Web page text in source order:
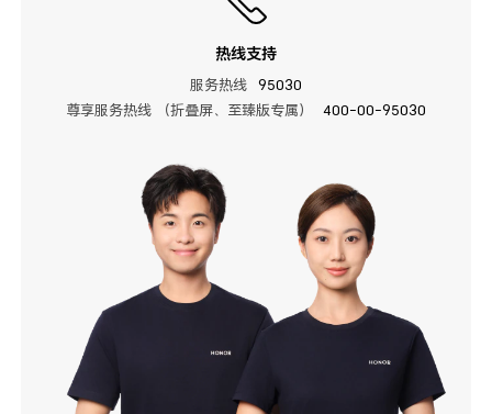
热线支持
服务热线
95030
尊享服务热线 （折叠屏、至臻版专属）
400-00-95030